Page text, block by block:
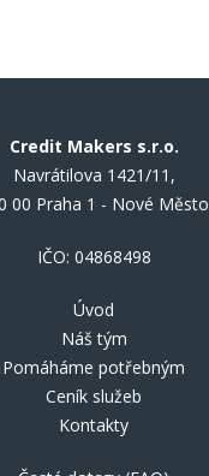
Credit Makers s.r.o.
Navrátilova 1421/11,
00 Praha 1 - Nové Město
IČO: 04868498
Úvod
Náš tým
Pomáháme potřebným
Ceník služeb
Kontakty